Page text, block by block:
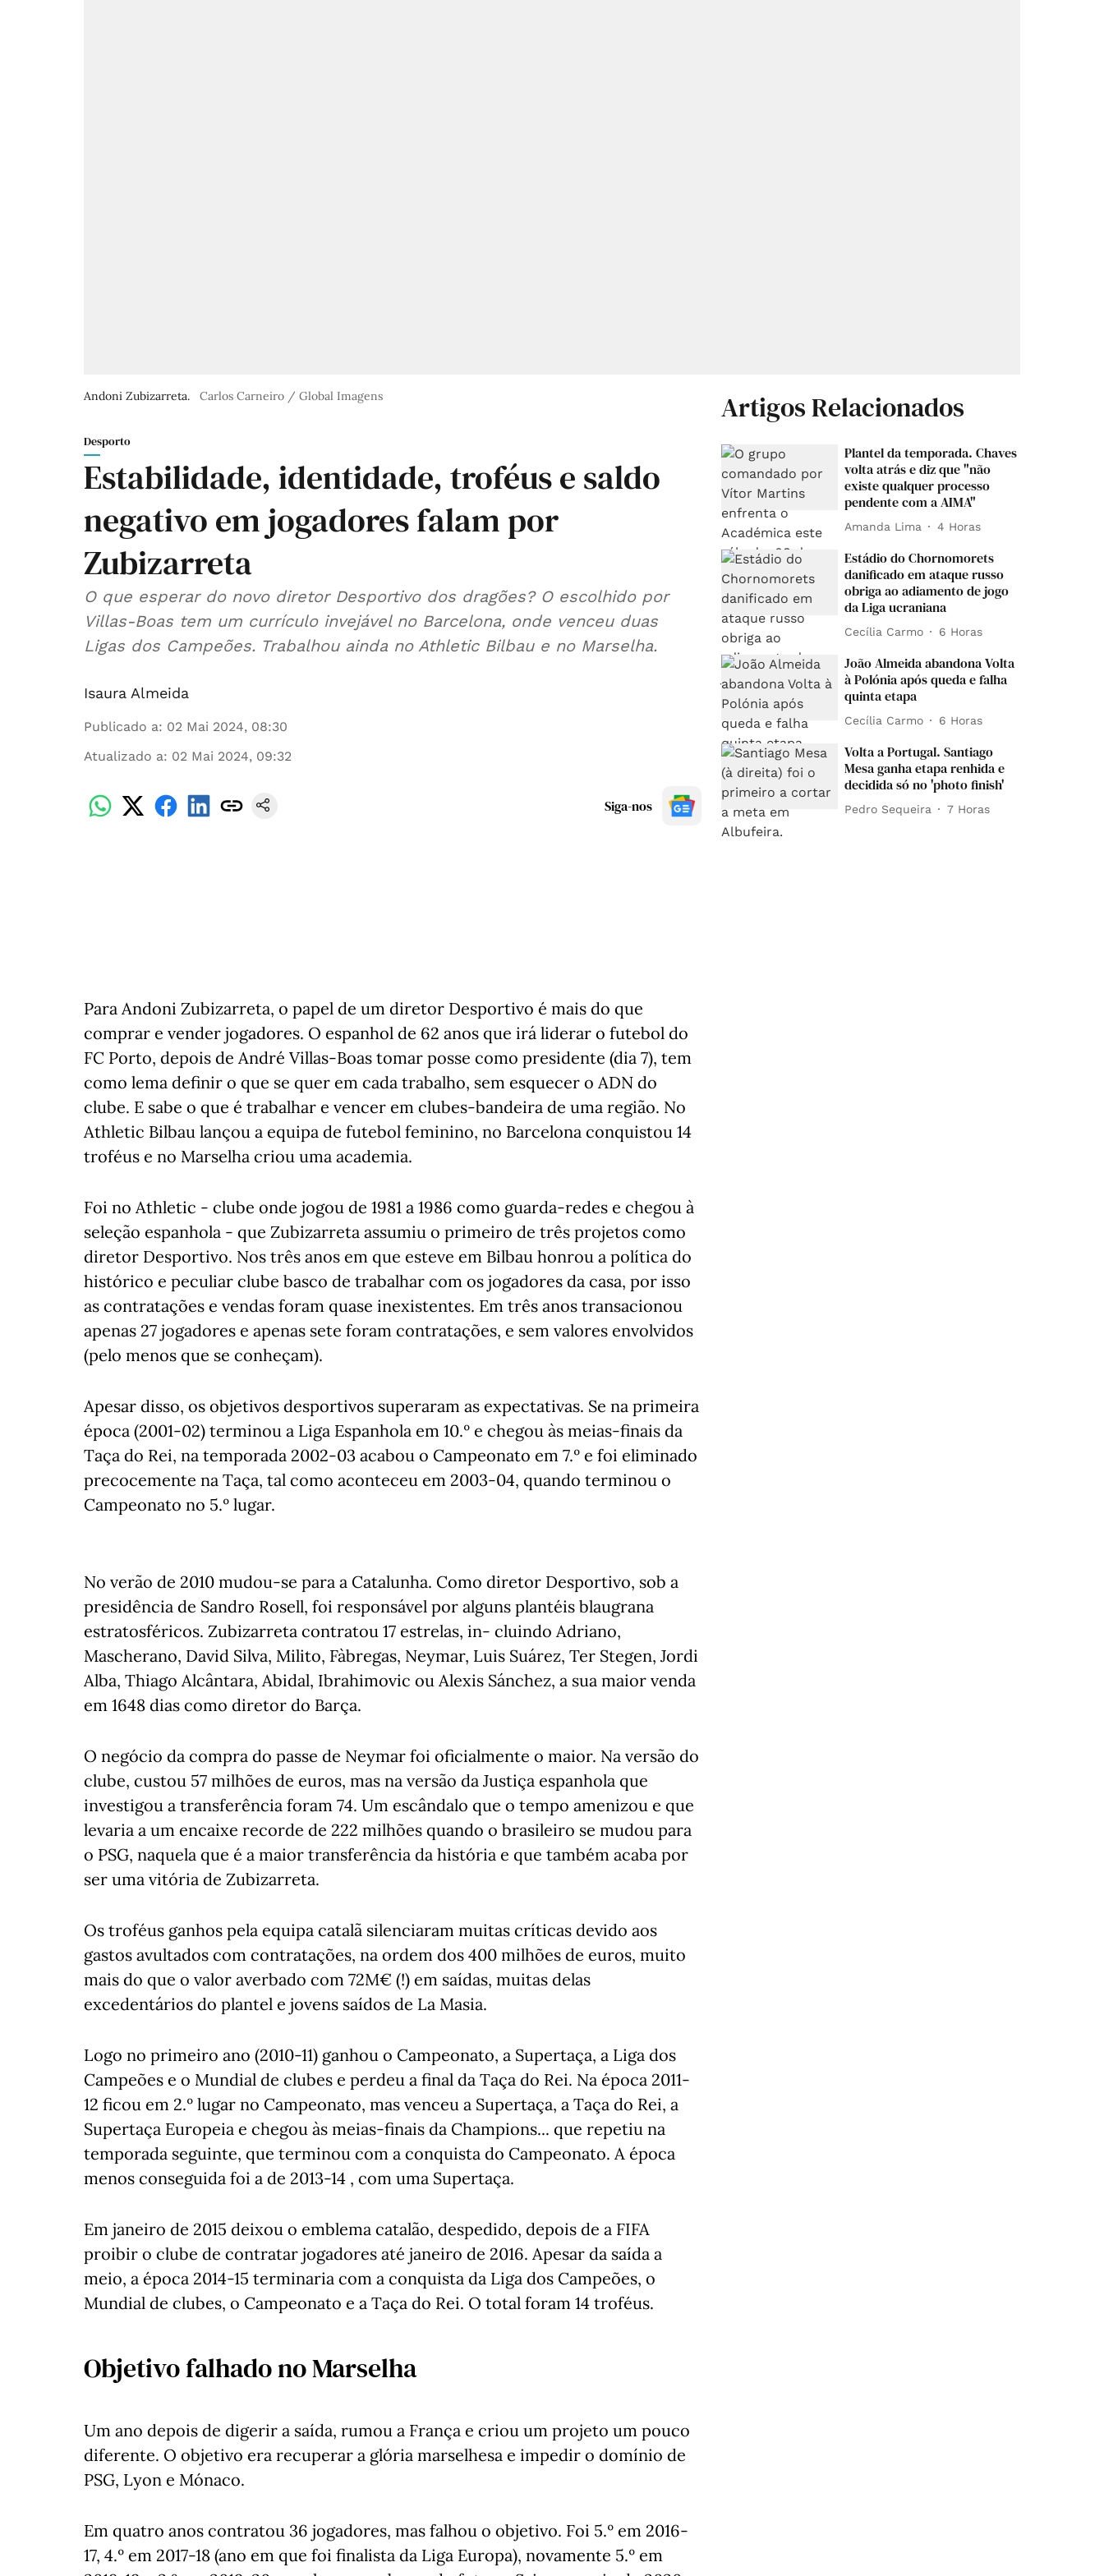
Andoni Zubizarreta. Carlos Carneiro / Global Imagens
Desporto
Estabilidade, identidade, troféus e saldo
negativo em jogadores falam por
Zubizarreta
O que esperar do novo diretor Desportivo dos dragões? O escolhido por
Villas-Boas tem um currículo invejável no Barcelona, onde venceu duas
Ligas dos Campeões. Trabalhou ainda no Athletic Bilbau e no Marselha.
Isaura Almeida
Publicado a: 02 Mai 2024, 08:30
Atualizado a: 02 Mai 2024, 09:32
Siga-nos
Para Andoni Zubizarreta, o papel de um diretor Desportivo é mais do que
comprar e vender jogadores. O espanhol de 62 anos que irá liderar o futebol do
FC Porto, depois de André Villas-Boas tomar posse como presidente (dia 7), tem
como lema definir o que se quer em cada trabalho, sem esquecer o ADN do
clube. E sabe o que é trabalhar e vencer em clubes-bandeira de uma região. No
Athletic Bilbau lançou a equipa de futebol feminino, no Barcelona conquistou 14
troféus e no Marselha criou uma academia.
Foi no Athletic - clube onde jogou de 1981 a 1986 como guarda-redes e chegou à
seleção espanhola - que Zubizarreta assumiu o primeiro de três projetos como
diretor Desportivo. Nos três anos em que esteve em Bilbau honrou a política do
histórico e peculiar clube basco de trabalhar com os jogadores da casa, por isso
as contratações e vendas foram quase inexistentes. Em três anos transacionou
apenas 27 jogadores e apenas sete foram contratações, e sem valores envolvidos
(pelo menos que se conheçam).
Apesar disso, os objetivos desportivos superaram as expectativas. Se na primeira
época (2001-02) terminou a Liga Espanhola em 10.º e chegou às meias-finais da
Taça do Rei, na temporada 2002-03 acabou o Campeonato em 7.º e foi eliminado
precocemente na Taça, tal como aconteceu em 2003-04, quando terminou o
Campeonato no 5.º lugar.
No verão de 2010 mudou-se para a Catalunha. Como diretor Desportivo, sob a
presidência de Sandro Rosell, foi responsável por alguns plantéis blaugrana
estratosféricos. Zubizarreta contratou 17 estrelas, in- cluindo Adriano,
Mascherano, David Silva, Milito, Fàbregas, Neymar, Luis Suárez, Ter Stegen, Jordi
Alba, Thiago Alcântara, Abidal, Ibrahimovic ou Alexis Sánchez, a sua maior venda
em 1648 dias como diretor do Barça.
O negócio da compra do passe de Neymar foi oficialmente o maior. Na versão do
clube, custou 57 milhões de euros, mas na versão da Justiça espanhola que
investigou a transferência foram 74. Um escândalo que o tempo amenizou e que
levaria a um encaixe recorde de 222 milhões quando o brasileiro se mudou para
o PSG, naquela que é a maior transferência da história e que também acaba por
ser uma vitória de Zubizarreta.
Os troféus ganhos pela equipa catalã silenciaram muitas críticas devido aos
gastos avultados com contratações, na ordem dos 400 milhões de euros, muito
mais do que o valor averbado com 72M€ (!) em saídas, muitas delas
excedentários do plantel e jovens saídos de La Masia.
Logo no primeiro ano (2010-11) ganhou o Campeonato, a Supertaça, a Liga dos
Campeões e o Mundial de clubes e perdeu a final da Taça do Rei. Na época 2011-
12 ficou em 2.º lugar no Campeonato, mas venceu a Supertaça, a Taça do Rei, a
Supertaça Europeia e chegou às meias-finais da Champions... que repetiu na
temporada seguinte, que terminou com a conquista do Campeonato. A época
menos conseguida foi a de 2013-14 , com uma Supertaça.
Em janeiro de 2015 deixou o emblema catalão, despedido, depois de a FIFA
proibir o clube de contratar jogadores até janeiro de 2016. Apesar da saída a
meio, a época 2014-15 terminaria com a conquista da Liga dos Campeões, o
Mundial de clubes, o Campeonato e a Taça do Rei. O total foram 14 troféus.
Objetivo falhado no Marselha
Um ano depois de digerir a saída, rumou a França e criou um projeto um pouco
diferente. O objetivo era recuperar a glória marselhesa e impedir o domínio de
PSG, Lyon e Mónaco.
Em quatro anos contratou 36 jogadores, mas falhou o objetivo. Foi 5.º em 2016-
17, 4.º em 2017-18 (ano em que foi finalista da Liga Europa), novamente 5.º em
Artigos Relacionados
Plantel da temporada. Chaves
volta atrás e diz que "não
existe qualquer processo
pendente com a AIMA"
Amanda Lima 4 Horas
Estádio do Chornomorets
danificado em ataque russo
obriga ao adiamento de jogo
da Liga ucraniana
Cecília Carmo 6 Horas
João Almeida abandona Volta
à Polónia após queda e falha
quinta etapa
Cecília Carmo 6 Horas
Volta a Portugal. Santiago
Mesa ganha etapa renhida e
decidida só no 'photo finish'
Pedro Sequeira 7 Horas